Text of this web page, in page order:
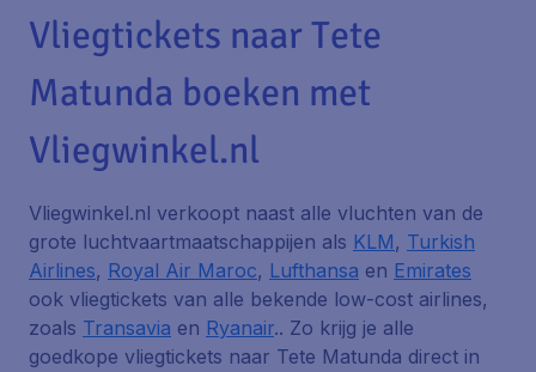
Vliegtickets naar Tete
Matunda boeken met
Vliegwinkel.nl
Vliegwinkel.nl verkoopt naast alle vluchten van de
grote luchtvaartmaatschappijen als KLM, Turkish
Airlines, Royal Air Maroc, Lufthansa en Emirates
ook vliegtickets van alle bekende low-cost airlines,
zoals Transavia en Ryanair.. Zo krijg je alle
goedkope vliegtickets naar Tete Matunda direct in